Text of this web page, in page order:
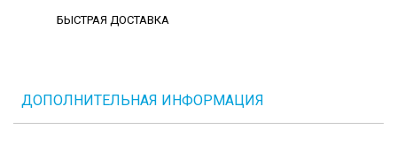
БЫСТРАЯ ДОСТАВКА
ДОПОЛНИТЕЛЬНАЯ ИНФОРМАЦИЯ